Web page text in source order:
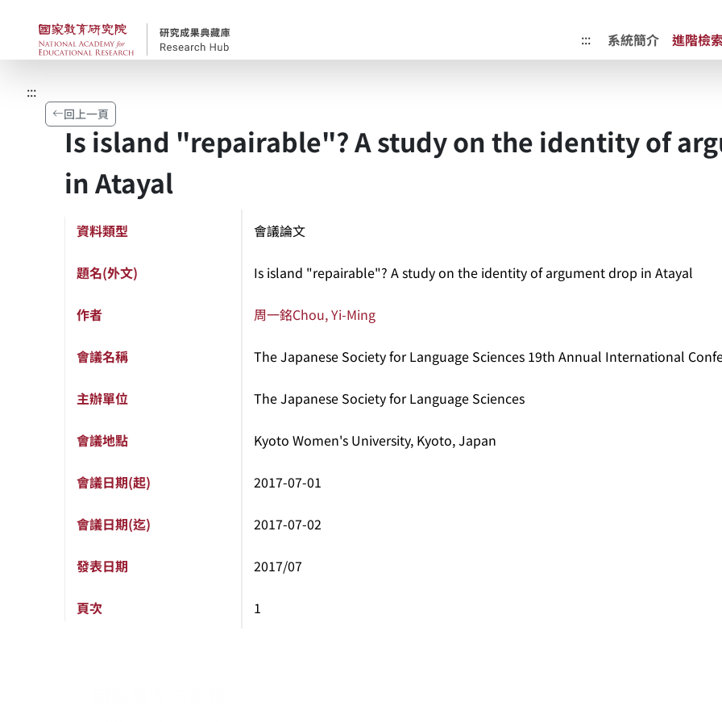
跳到主要內容國家教育研究院-研究成果典藏庫 ::: 系統簡介 進階檢
:::
回上一頁
Is island "repairable"? A study on the identity of
in Atayal
資料類型 會議論文
題名(外文) Is island "repairable"? A study on the identity of argument drop in Atayal
作者 周一銘Chou, Yi-Ming
會議名稱 The Japanese Society for Language Sciences 19th Annual International
主辦單位 The Japanese Society for Language Sciences
會議地點 Kyoto Women's University, Kyoto, Japan
會議日期(起) 2017-07-01
會議日期(迄) 2017-07-02
發表日期 2017/07
頁次 1